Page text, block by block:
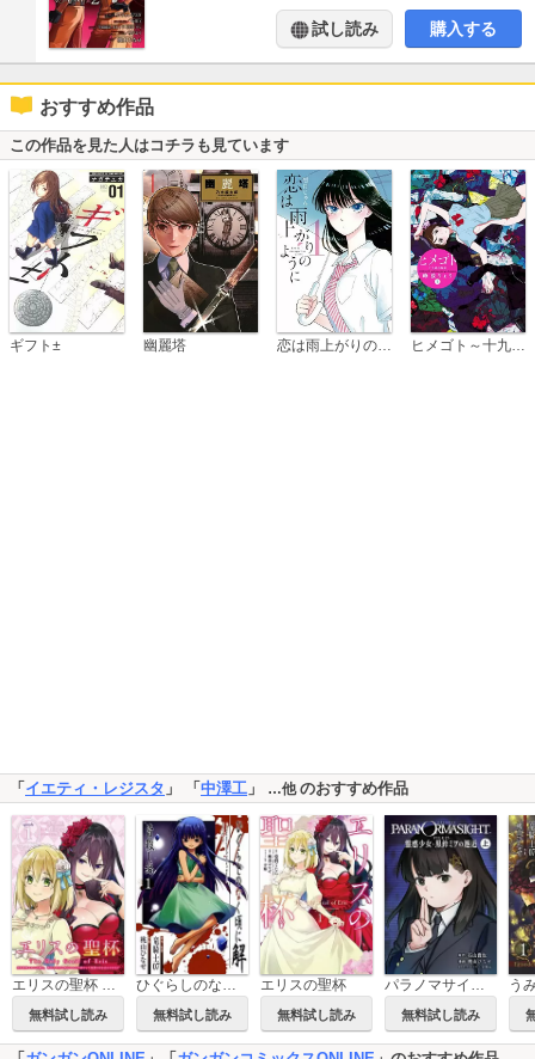
試し読み 購入する
おすすめ作品
この作品を見た人はコチラも見ています
ギフト± 幽麗塔 ヒメゴト～十九歳の制服～
「イエティ・レジスタ 」 「中澤工 」 …他のおすすめ作品
エリスの聖杯 ～婚約破棄された令嬢は、稀代の悪女に助けられた代償として復讐に付き合わされます～【分冊版】
無料試し読み
ひぐらしのなく頃に解 皆殺し編
無料試し読み
エリスの聖杯
無料試し読み
パラノマサイト FILE25 霊感少女・黒鈴ミヲの邂逅
無料試し読み